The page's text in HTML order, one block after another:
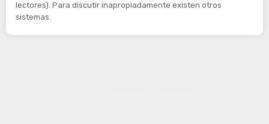
lectores). Para discutir inapropiadamente existen otros
sistemas.